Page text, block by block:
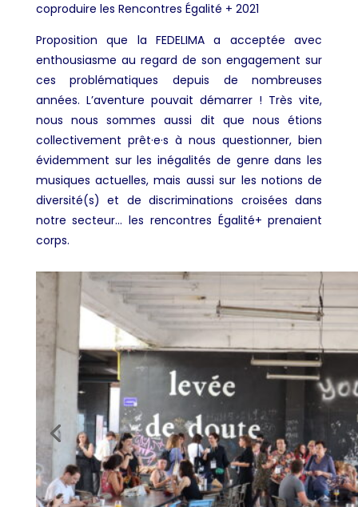
coproduire les Rencontres Égalité + 2021
Proposition que la FEDELIMA a acceptée avec
enthousiasme au regard de son engagement sur
ces problématiques depuis de nombreuses
années. L’aventure pouvait démarrer ! Très vite,
nous nous sommes aussi dit que nous étions
collectivement prêt·e·s à nous questionner, bien
évidemment sur les inégalités de genre dans les
musiques actuelles, mais aussi sur les notions de
diversité(s) et de discriminations croisées dans
notre secteur… les rencontres Égalité+ prenaient
corps.